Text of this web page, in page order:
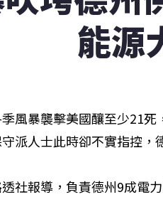
能源
風暴襲擊美國釀至少21死
派人士此時卻不實指控，
社報導，負責德州9成電